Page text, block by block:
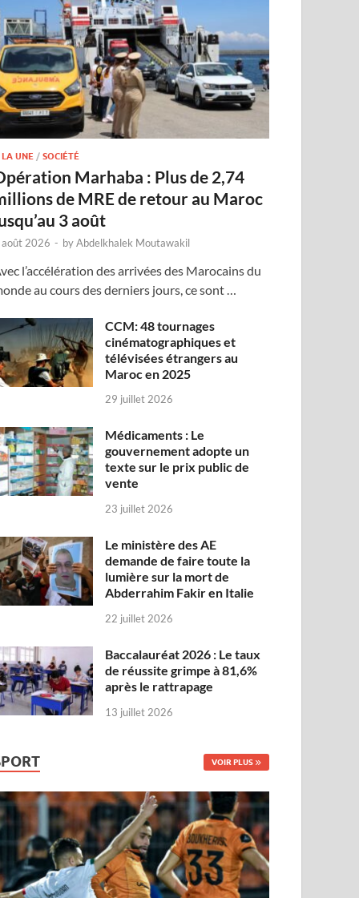
UNE /SOCIÉTÉ
Marhaba : Plus de 2,74
de MRE de retour au Maroc
3 août
2026 - byAbdelkhalek Moutawakil
l’accélération des arrivées des Marocains du
au cours des derniers jours, ce sont …
CCM: 48 tournages
cinématographiques et
télévisées étrangers au
Maroc en 2025
29 juillet 2026
Médicaments : Le
gouvernement adopte un
texte sur le prix public de
vente
23 juillet 2026
Le ministère des AE
demande de faire toute la
lumière sur la mort de
Abderrahim Fakir en Italie
22 juillet 2026
Baccalauréat 2026 : Le taux
de réussite grimpe à 81,6%
après le rattrapage
13 juillet 2026
VOIR PLUS